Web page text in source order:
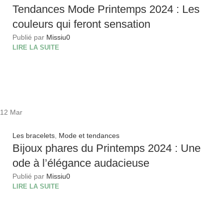
Tendances Mode Printemps 2024 : Les
couleurs qui feront sensation
Publié par Missiu0
LIRE LA SUITE
12 Mar
Les bracelets Mode et tendances
Bijoux phares du Printemps 2024 : Une
ode à l’élégance audacieuse
Publié par Missiu0
LIRE LA SUITE